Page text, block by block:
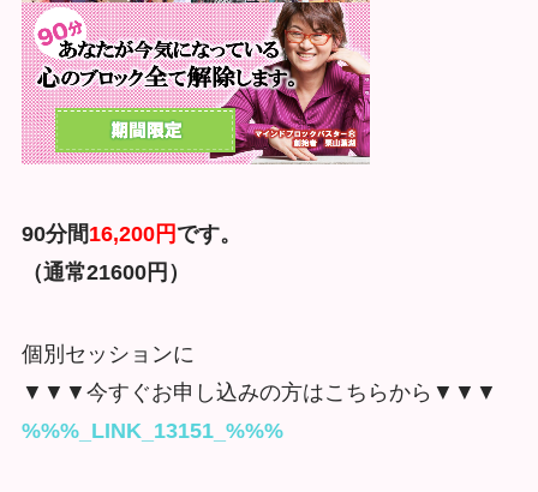
90分間16,200円 です。
（通常21600円）
個別セッションに
▼▼▼今すぐお申し込みの方はこちらから▼▼▼
%%%_LINK_13151_%%%